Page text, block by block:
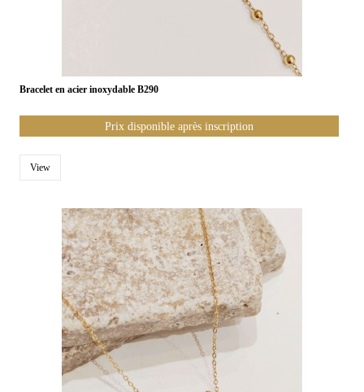
Bracelet en acier inoxydable B290
Prix disponible après inscription
View